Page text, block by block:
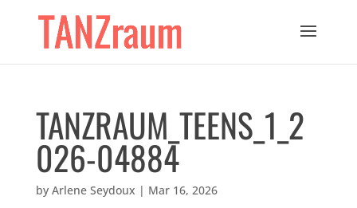
TANZRAUM_TEENS_1_2
026-04884
by Arlene Seydoux | Mar 16, 2026